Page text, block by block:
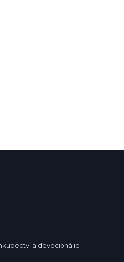
a devocionálie